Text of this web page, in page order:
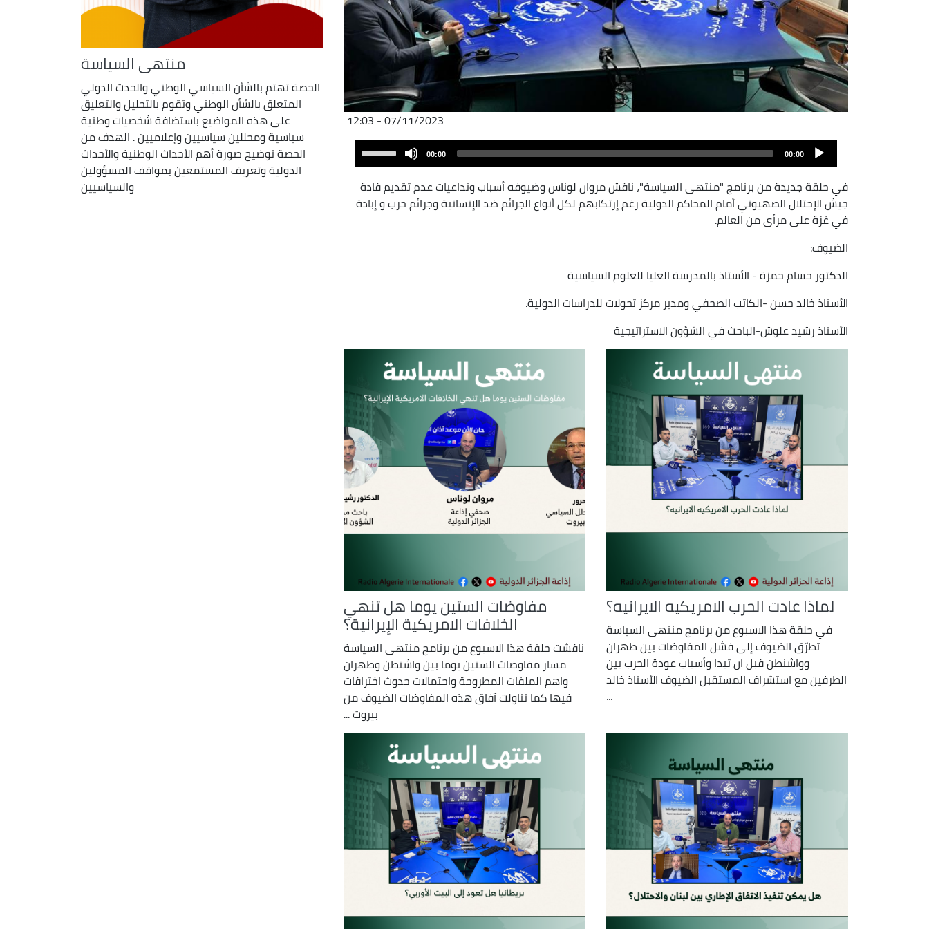
07/11/2023 - 12:03
Player
00:00
00:00
في حلقة جديدة من برنامج "منتهى السياسة"، ناقش مروان لوناس وضيوفه أسباب وتداعيات عدم تقديم قادة
جيش الإحتلال الصهيوني أمام المحاكم الدولية رغم إرتكابهم لكل أنواع الجرائم ضد الإنسانية وجرائم حرب و إبادة
في غزة على مرأى من العالم.
الضيوف:
الدكتور حسام حمزة - الأستاذ بالمدرسة العليا للعلوم السياسية
الأستاذ خالد حسن -الكاتب الصحفي ومدير مركز تحولات للدراسات الدولية.
الأستاذ رشيد علوش-الباحث في الشؤون الاستراتيجية
لماذا عادت الحرب الامريكيه الايرانيه؟
في حلقة هذا الاسبوع من برنامج منتهى السياسة
تطرّق الضيوف إلى فشل المفاوضات بين طهران
وواشنطن قبل ان تبدا وأسباب عودة الحرب بين
الطرفين مع استشراف المستقبل الضيوف الأستاذ خالد
...
مفاوضات الستين يوما هل تنهي
الخلافات الامريكية الإيرانية؟
ناقشت حلقة هذا الاسبوع من برنامج منتهى السياسة
مسار مفاوضات الستين يوما بين واشنطن وطهران
واهم الملفات المطروحة واحتمالات حدوث اختراقات
فيها كما تناولت آفاق هذه المفاوضات الضيوف من
بيروت ...
منتهى السياسة
الحصة تهتم بالشأن السياسي الوطني والحدث الدولي
المتعلق بالشأن الوطني وتقوم بالتحليل والتعليق
على هذه المواضيع باستضافة شخصيات وطنية
سياسية ومحللين سياسيين وإعلاميين . الهدف من
الحصة توضيح صورة أهم الأحداث الوطنية والأحداث
الدولية وتعريف المستمعين بمواقف المسؤولين
والسياسيين